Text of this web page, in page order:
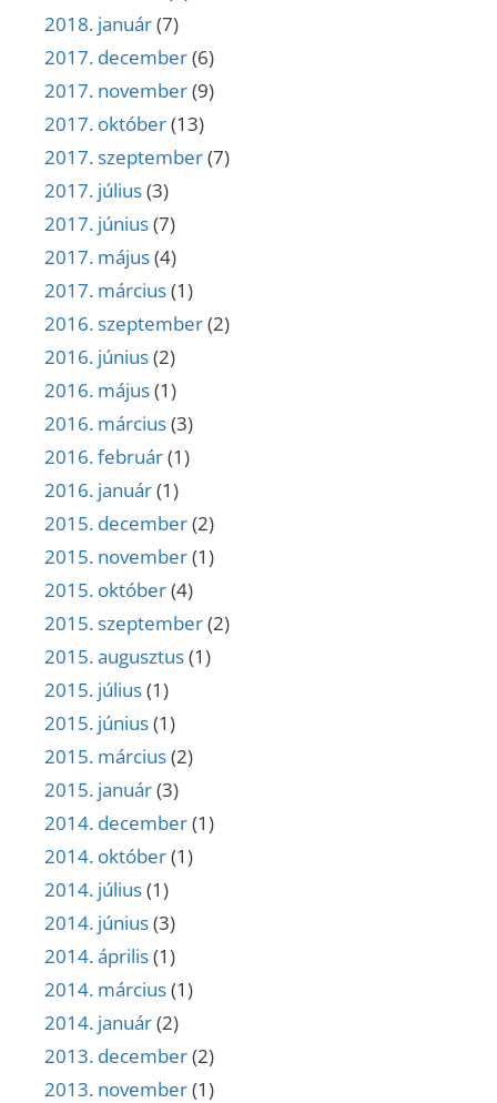
2018. január(7)
2017. december(6)
2017. november(9)
2017. október(13)
2017. szeptember(7)
2017. július(3)
2017. június(7)
2017. május(4)
2017. március(1)
2016. szeptember(2)
2016. június(2)
2016. május(1)
2016. március(3)
2016. február(1)
2016. január(1)
2015. december(2)
2015. november(1)
2015. október(4)
2015. szeptember(2)
2015. augusztus(1)
2015. július(1)
2015. június(1)
2015. március(2)
2015. január(3)
2014. december(1)
2014. október(1)
2014. július(1)
2014. június(3)
2014. április(1)
2014. március(1)
2014. január(2)
2013. december(2)
2013. november(1)